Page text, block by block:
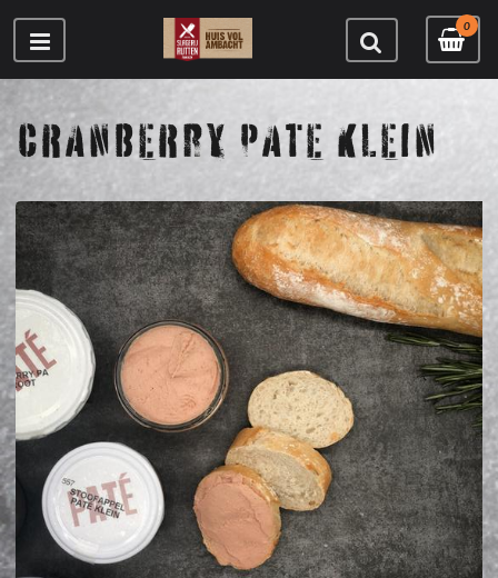
0
CRANBERRY PATE KLEIN